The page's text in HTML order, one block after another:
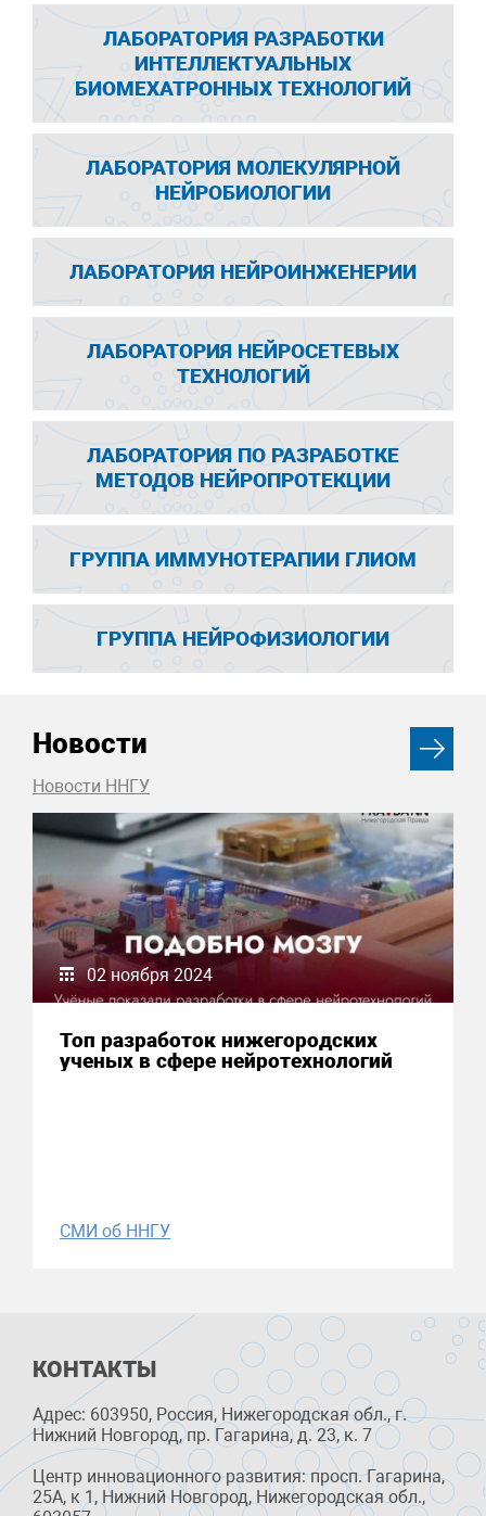
ЛАБОРАТОРИЯ РАЗРАБОТКИ
ИНТЕЛЛЕКТУАЛЬНЫХ
БИОМЕХАТРОННЫХ ТЕХНОЛОГИЙ
ЛАБОРАТОРИЯ МОЛЕКУЛЯРНОЙ
НЕЙРОБИОЛОГИИ
ЛАБОРАТОРИЯ НЕЙРОИНЖЕНЕРИИ
ЛАБОРАТОРИЯ НЕЙРОСЕТЕВЫХ
ТЕХНОЛОГИЙ
ЛАБОРАТОРИЯ ПО РАЗРАБОТКЕ
МЕТОДОВ НЕЙРОПРОТЕКЦИИ
ГРУППА ИММУНОТЕРАПИИ ГЛИОМ
ГРУППА НЕЙРОФИЗИОЛОГИИ
Новости
Новости ННГУ
02 ноября 2024
Топ разработок нижегородских
ученых в сфере нейротехнологий
СМИ об ННГУ
КОНТАКТЫ
Адрес: 603950, Россия, Нижегородская обл., г.
Нижний Новгород, пр. Гагарина, д. 23, к. 7
Центр инновационного развития: просп. Гагарина,
25А, к 1, Нижний Новгород, Нижегородская обл.,